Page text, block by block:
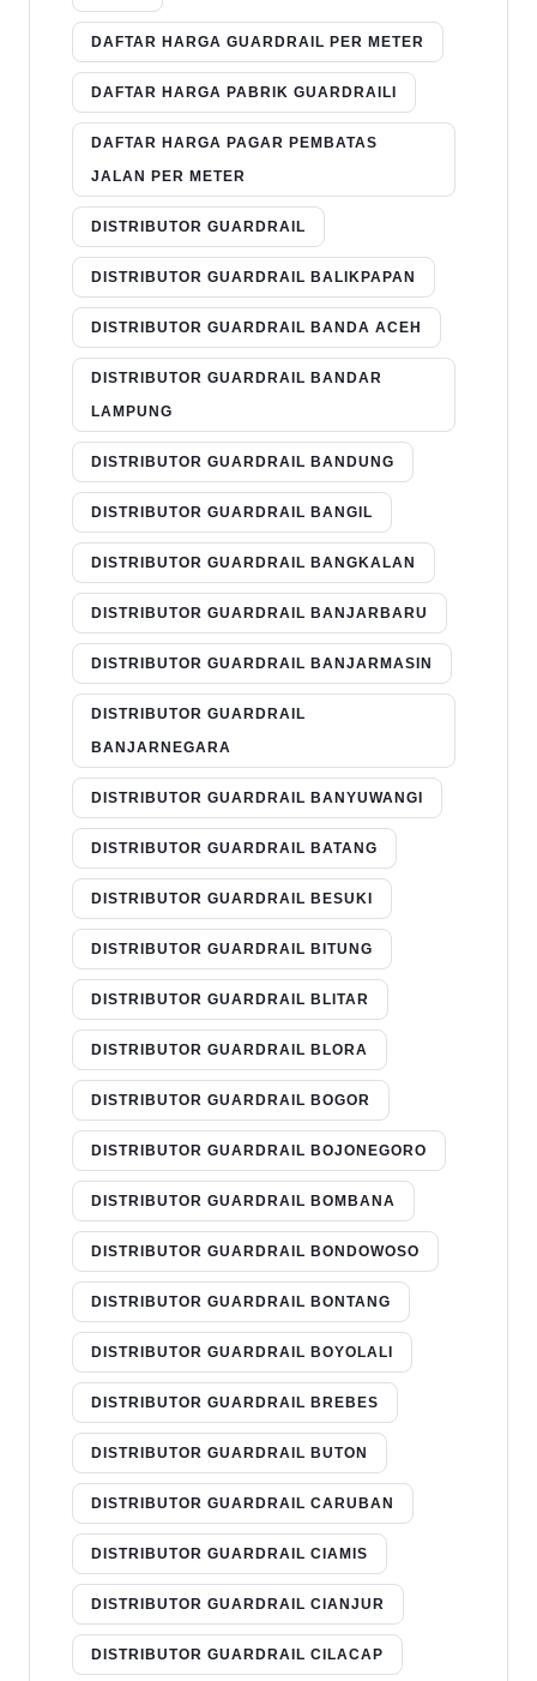
DAFTAR HARGA GUARDRAIL PER METER
DAFTAR HARGA PABRIK GUARDRAILI
DAFTAR HARGA PAGAR PEMBATAS
JALAN PER METER
DISTRIBUTOR GUARDRAIL
DISTRIBUTOR GUARDRAIL BALIKPAPAN
DISTRIBUTOR GUARDRAIL BANDA ACEH
DISTRIBUTOR GUARDRAIL BANDAR
LAMPUNG
DISTRIBUTOR GUARDRAIL BANDUNG
DISTRIBUTOR GUARDRAIL BANGIL
DISTRIBUTOR GUARDRAIL BANGKALAN
DISTRIBUTOR GUARDRAIL BANJARBARU
DISTRIBUTOR GUARDRAIL BANJARMASIN
DISTRIBUTOR GUARDRAIL
BANJARNEGARA
DISTRIBUTOR GUARDRAIL BANYUWANGI
DISTRIBUTOR GUARDRAIL BATANG
DISTRIBUTOR GUARDRAIL BESUKI
DISTRIBUTOR GUARDRAIL BITUNG
DISTRIBUTOR GUARDRAIL BLITAR
DISTRIBUTOR GUARDRAIL BLORA
DISTRIBUTOR GUARDRAIL BOGOR
DISTRIBUTOR GUARDRAIL BOJONEGORO
DISTRIBUTOR GUARDRAIL BOMBANA
DISTRIBUTOR GUARDRAIL BONDOWOSO
DISTRIBUTOR GUARDRAIL BONTANG
DISTRIBUTOR GUARDRAIL BOYOLALI
DISTRIBUTOR GUARDRAIL BREBES
DISTRIBUTOR GUARDRAIL BUTON
DISTRIBUTOR GUARDRAIL CARUBAN
DISTRIBUTOR GUARDRAIL CIAMIS
DISTRIBUTOR GUARDRAIL CIANJUR
DISTRIBUTOR GUARDRAIL CILACAP